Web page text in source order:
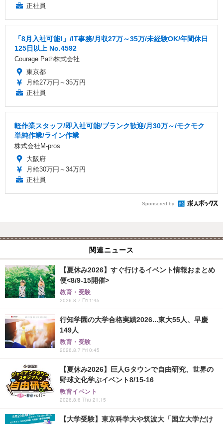
正社員
「8月入社可能!」/IT事務/月収27万～35万/未経験OK/年間休日
125日以上 No.4592
Courage Path株式会社
東京都
月給27万円～35万円
正社員
軽作業スタッフ/即入社可能/ブランク歓迎/月30万～/モクモク
単純作業/ライン作業
株式会社M-pros
大阪府
月給30万円～34万円
正社員
Sponsored by
関連ニュース
【夏休み2026】すぐ行けるイベント情報おまとめ
便<8/9-15開催>
教育・受験
2026.8.7 Fri 1:45
行知学園の大学合格実績2026...東大55人、早慶
149人
教育・受験
2026.8.7 Fri 0:45
【夏休み2026】巨人Gタウンで自由研究、世界の
野球文化学ぶイベント8/15-16
教育イベント
2026.8.6 Thu 21:15
【大学受験】東京科学大や筑波大「国立大学だけ